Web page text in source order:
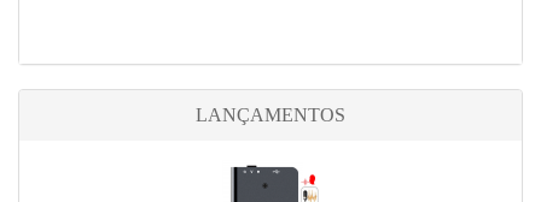
LANÇAMENTOS